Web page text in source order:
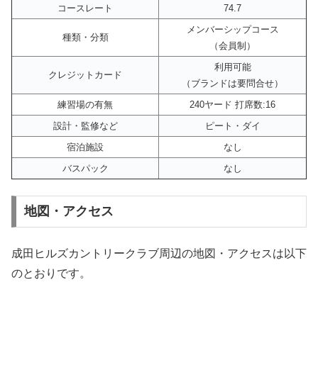
コースレート
74.7
種類・分類
メンバーシップコース
（会員制）
クレジットカード
利用可能
（ブランドは要問合せ）
練習場の有無
240ヤード 打席数:16
設計・監修など
ピート・ダイ
宿泊施設
なし
バスパック
なし
地図・アクセス
成田ヒルズカントリークラブ周辺の地図・アクセスは以下
のとおりです。